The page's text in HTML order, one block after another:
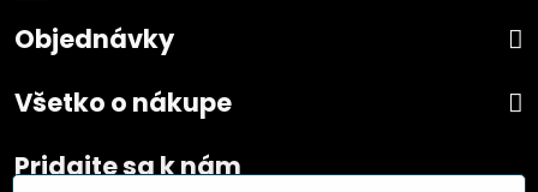
Objednávky
Všetko o nákupe
Pridajte sa k nám